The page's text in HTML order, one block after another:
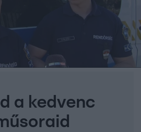
a kedvenc